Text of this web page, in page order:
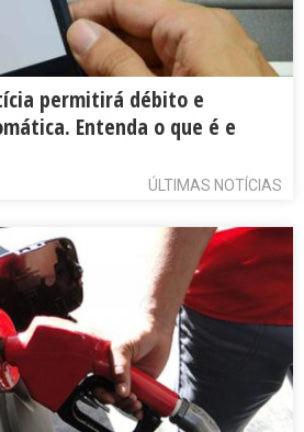
permitirá débito e
Entenda o que é e
ÚLTIMAS NOTÍCIAS